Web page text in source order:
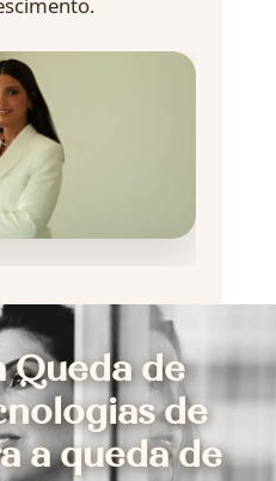
Queda de
de
a queda de